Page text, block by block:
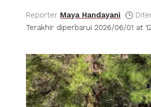
Terakhir diperbarui 2026/06/01 at
Reporter Maya Handayani